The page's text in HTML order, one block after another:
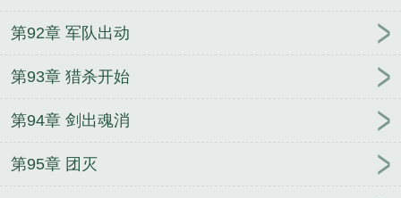
第92章 军队出动
第93章 猎杀开始
第94章 剑出魂消
第95章 团灭